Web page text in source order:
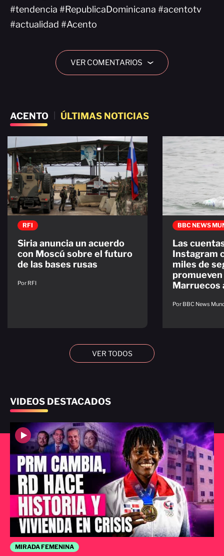
#tendencia #RepublicaDominicana #acentotv
#actualidad #Acento
VER COMENTARIOS ›
ACENTO ÚLTIMAS NOTICIAS
RFI
Siria anuncia un acuerdo
con Moscú sobre el futuro
de las bases rusas
Por RFI
BBC NEWS
Las
Instagram
miles de
Marruecos
Por BBC News
VER TODOS
VIDEOS DESTACADOS
MIRADA FEMENINA